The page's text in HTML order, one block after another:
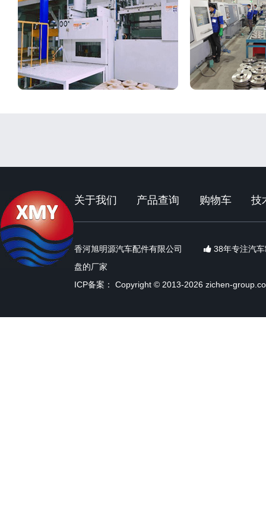
关于我们 产品查询 购物车 技
香河旭明源汽车配件有限公司
38年专注汽
盘的厂家
ICP备案：
Copyright © 2013-2026 zichen-